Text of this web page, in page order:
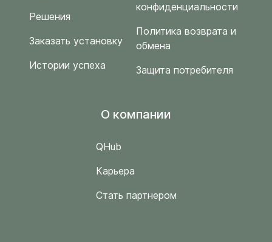
Решения
Заказать установку
Истории успеха
конфиденциальности
Политика возврата и
обмена
Защита потребителя
O компании
QHub
Карьера
Стать партнером